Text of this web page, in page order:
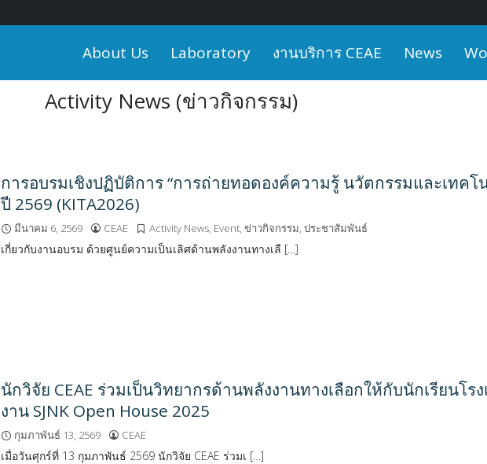
About Us Laboratory งานบริการ CEAE News
Activity News (ข่าวกิจกรรม)
การอบรมเชิงปฏิบัติการ “การถ่ายทอดองค์ความรู้ นวัตกรรมและเทคโ
ปี 2569 (KITA2026)
มีนาคม 6, 2569 CEAE Activity News, Event,ข่าวกิจกรรม,ประชาสัมพันธ์
เกี่ยวกับงานอบรม ด้วยศูนย์ความเป็นเลิศด้านพลังงานทางเลื […]
นักวิจัย CEAE ร่วมเป็นวิทยากรด้านพลังงานทางเลือกให้กับนักเรียนโร
งาน SJNK Open House 2025
กุมภาพันธ์ 13, 2569 CEAE
เมื่อวันศุกร์ที่ 13 กุมภาพันธ์ 2569 นักวิจัย CEAE ร่วมเ […]